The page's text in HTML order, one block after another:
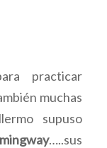
practicar
muchas
supuso
…..sus